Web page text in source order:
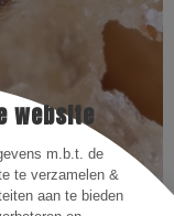
website
m.b.t. de
te verzamelen &
aan te bieden
gangen, de kever
Deze gaatjes
en hebben een
roodbruin of zwart